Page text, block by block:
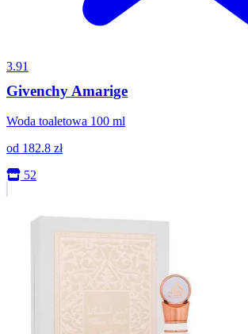
3.91
Givenchy Amarige
Woda toaletowa 100 ml
od 182.8 zł
52